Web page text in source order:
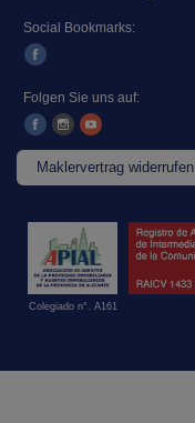
Social Bookmarks:
Folgen Sie uns auf:
Maklervertrag widerrufen
Colegiado n°. A161